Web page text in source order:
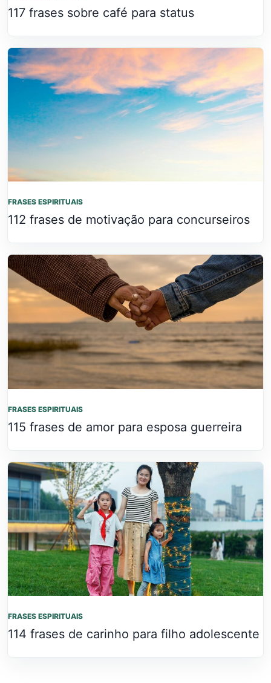
117 frases sobre café para status
FRASES ESPIRITUAIS
112 frases de motivação para concurseiros
FRASES ESPIRITUAIS
115 frases de amor para esposa guerreira
FRASES ESPIRITUAIS
114 frases de carinho para filho adolescente